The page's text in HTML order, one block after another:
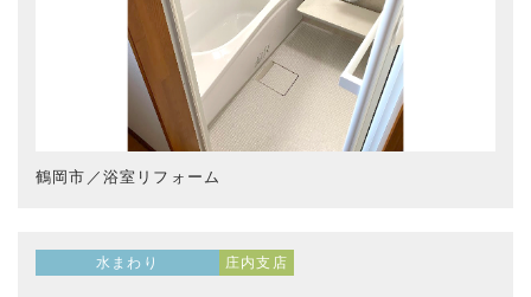
鶴岡市／浴室リフォーム
水まわり 庄内支店